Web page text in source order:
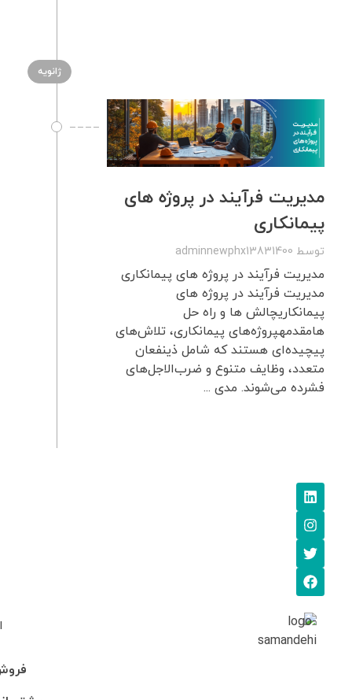
ژانویه
مدیریت فرآیند در پروژه های
پیمانکاری
توسط adminnewphx13831400
مدیریت فرآیند در پروژه های پیمانکاری
مدیریت فرآیند در پروژه های
پیمانکاریچالش ها و راه حل
هامقدمهپروژه‌های پیمانکاری، تلاش‌های
پیچیده‌ای هستند که شامل ذینفعان
متعدد، وظایف متنوع و ضرب‌الاجل‌های
فشرده می‌شوند. مدی ...
فروش: